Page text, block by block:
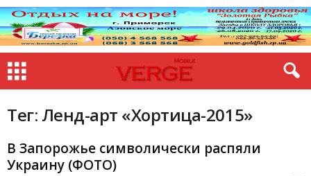
Тег: Ленд-арт «Хортица-2015»
В Запорожье символически распяли
Украину (ФОТО)